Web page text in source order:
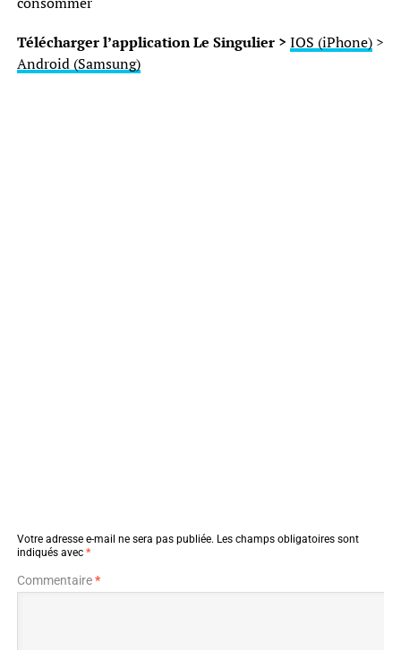
Télécharger l’application Le Singulier > IOS (iPhone)>
Android (Samsung)
Votre adresse e-mail ne sera pas publiée. Les champs obligatoires sont
indiqués avec *
Commentaire*